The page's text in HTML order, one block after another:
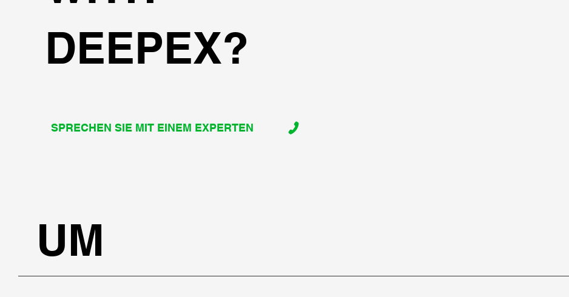
DEEPEX?
SPRECHEN SIE MIT EINEM EXPERTEN
UM